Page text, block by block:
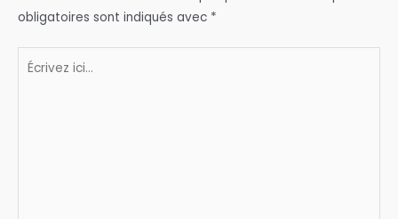
obligatoires sont indiqués avec *
Écrivez